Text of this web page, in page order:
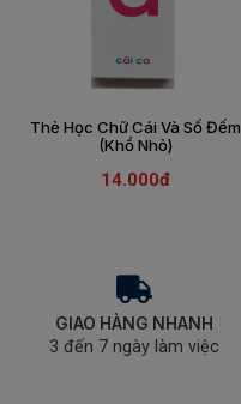
Thẻ Học Chữ Cái Và Số Đếm
(Khổ Nhỏ)
14.000đ
GIAO HÀNG NHANH
3 đến 7 ngày làm việc